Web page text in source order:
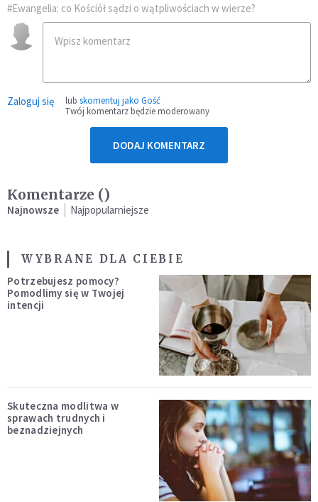
#Ewangelia: co Kościół sądzi o wątpliwościach w wierze?
Zaloguj się lub skomentuj jako Gość
Twój komentarz będzie moderowany
DODAJ KOMENTARZ
Komentarze ()
Najnowsze Najpopularniejsze
WYBRANE DLA CIEBIE
Potrzebujesz pomocy?
Pomodlimy się w Twojej
intencji
Skuteczna modlitwa w
sprawach trudnych i
beznadziejnych